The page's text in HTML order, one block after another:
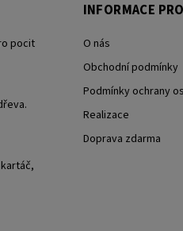
pocit
INFORMACE
O nás
Obchodní podmínky
Podmínky ochrany
Realizace
Doprava zdarma